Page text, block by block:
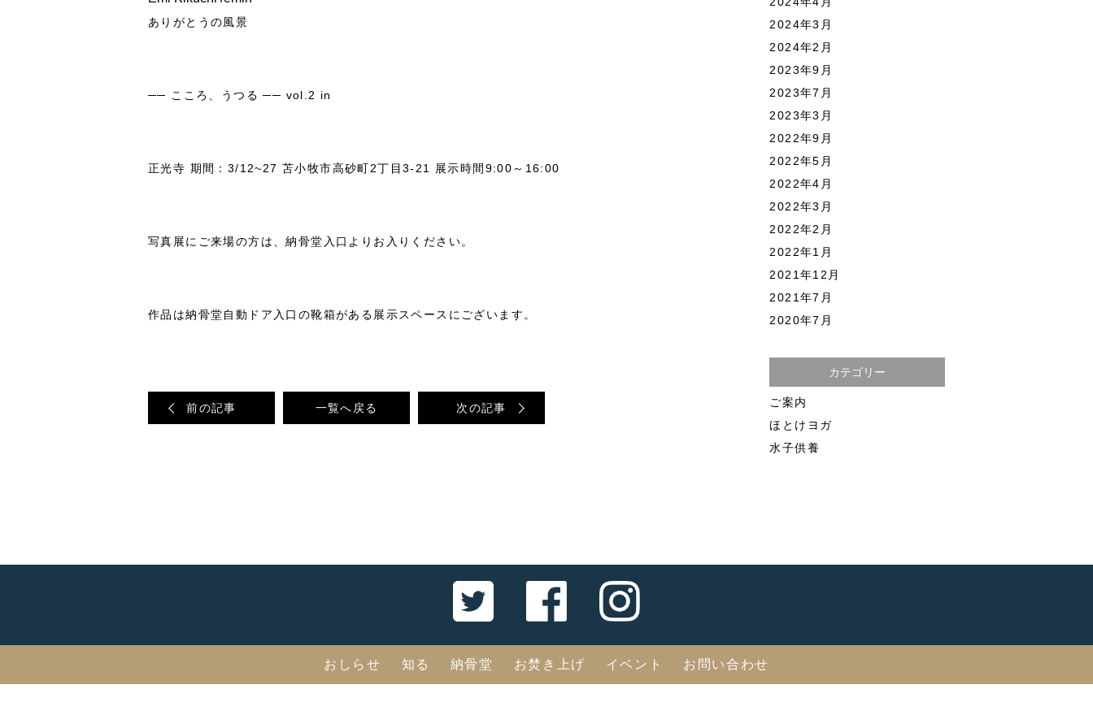
ありがとうの風景
── こころ、うつる ── vol.2 in
正光寺 期間：3/12~27 苫小牧市高砂町2丁目3-21 展示時間9:00～16:00
写真展にご来場の方は、納骨堂入口よりお入りください。
作品は納骨堂自動ドア入口の靴箱がある展示スペースにございます。
前の記事 一覧へ戻る 次の記事
2024年3月
2024年2月
2023年9月
2023年7月
2023年3月
2022年9月
2022年5月
2022年4月
2022年3月
2022年2月
2022年1月
2021年12月
2021年7月
2020年7月
カテゴリー
ご案内
ほとけヨガ
水子供養
おしらせ 知る 納骨堂 お焚き上げ イベント お問い合わせ